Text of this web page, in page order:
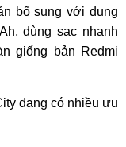
bổ sung với dung
dùng sạc nhanh
giống bản Redmi
đang có nhiều ưu